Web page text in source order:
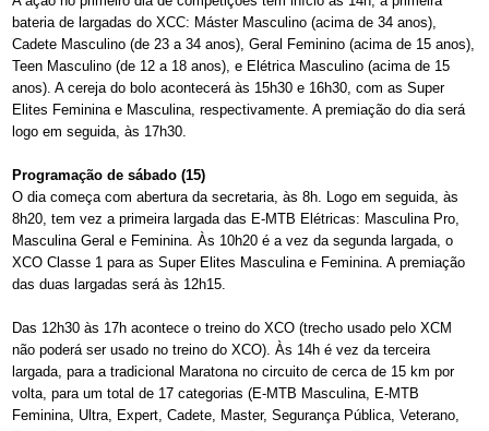
bateria de largadas do XCC: Máster Masculino (acima de 34 anos),
Cadete Masculino (de 23 a 34 anos), Geral Feminino (acima de 15 anos),
Teen Masculino (de 12 a 18 anos), e Elétrica Masculino (acima de 15
anos). A cereja do bolo acontecerá às 15h30 e 16h30, com as Super
Elites Feminina e Masculina, respectivamente. A premiação do dia será
logo em seguida, às 17h30.
Programação de sábado (15)
O dia começa com abertura da secretaria, às 8h. Logo em seguida, às
8h20, tem vez a primeira largada das E-MTB Elétricas: Masculina Pro,
Masculina Geral e Feminina. Às 10h20 é a vez da segunda largada, o
XCO Classe 1 para as Super Elites Masculina e Feminina. A premiação
das duas largadas será às 12h15.
Das 12h30 às 17h acontece o treino do XCO (trecho usado pelo XCM
não poderá ser usado no treino do XCO). Às 14h é vez da terceira
largada, para a tradicional Maratona no circuito de cerca de 15 km por
volta, para um total de 17 categorias (E-MTB Masculina, E-MTB
Feminina, Ultra, Expert, Cadete, Master, Segurança Pública, Veterano,